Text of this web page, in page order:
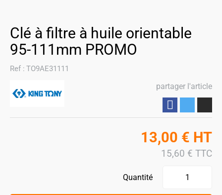
Clé à filtre à huile orientable
95-111mm PROMO
Ref : TO9AE31111
partager l'article
13,00 € HT
15,60 € TTC
Quantité